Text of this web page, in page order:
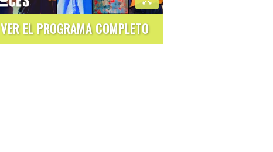
VER EL PROGRAMA COMPLETO